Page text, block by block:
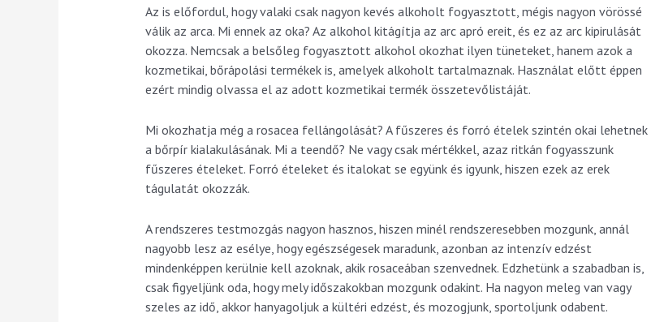
Az is előfordul, hogy valaki csak nagyon kevés alkoholt fogyasztott, mégis nagyon vörössé
válik az arca. Mi ennek az oka? Az alkohol kitágítja az arc apró ereit, és ez az arc kipirulását
okozza. Nemcsak a belsőleg fogyasztott alkohol okozhat ilyen tüneteket, hanem azok a
kozmetikai, bőrápolási termékek is, amelyek alkoholt tartalmaznak. Használat előtt éppen
ezért mindig olvassa el az adott kozmetikai termék összetevőlistáját.
Mi okozhatja még a rosacea fellángolását? A fűszeres és forró ételek szintén okai lehetnek
a bőrpír kialakulásának. Mi a teendő? Ne vagy csak mértékkel, azaz ritkán fogyasszunk
fűszeres ételeket. Forró ételeket és italokat se együnk és igyunk, hiszen ezek az erek
tágulatát okozzák.
A rendszeres testmozgás nagyon hasznos, hiszen minél rendszeresebben mozgunk, annál
nagyobb lesz az esélye, hogy egészségesek maradunk, azonban az intenzív edzést
mindenképpen kerülnie kell azoknak, akik rosaceában szenvednek. Edzhetünk a szabadban is,
csak figyeljünk oda, hogy mely időszakokban mozgunk odakint. Ha nagyon meleg van vagy
szeles az idő, akkor hanyagoljuk a kültéri edzést, és mozogjunk, sportoljunk odabent.